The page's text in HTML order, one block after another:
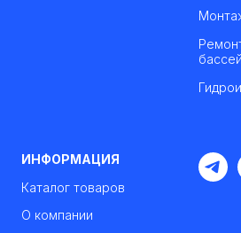
ИНФОРМАЦИЯ
Каталог товаров
О компании